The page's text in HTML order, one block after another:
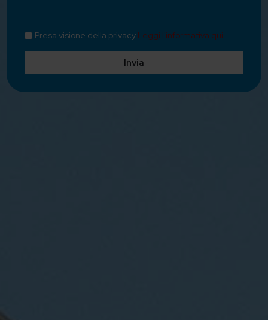
Presa visione della privacy Leggi l'informativa qui
Invia